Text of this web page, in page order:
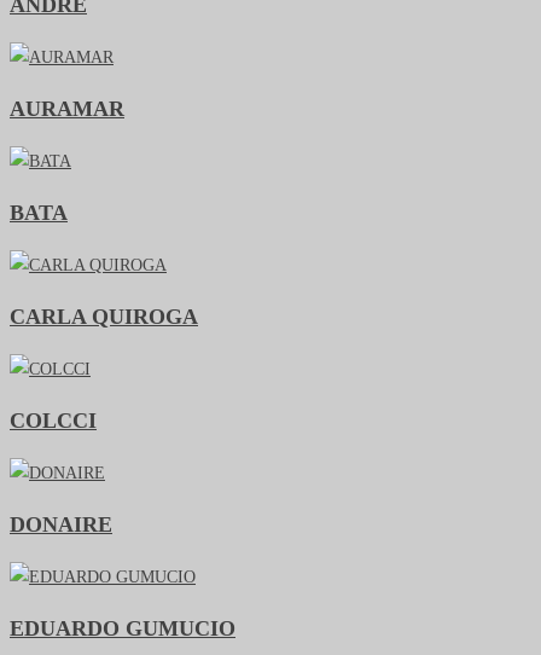
ANDRÉ
AURAMAR
BATA
CARLA QUIROGA
COLCCI
DONAIRE
EDUARDO GUMUCIO